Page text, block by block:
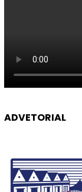
ADVETORIAL